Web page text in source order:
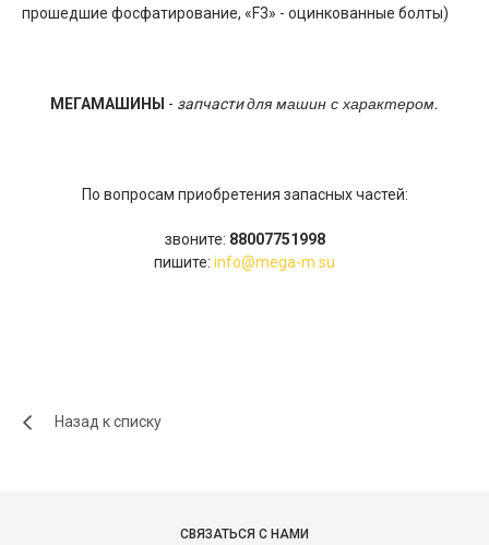
прошедшие фосфатирование, «F3» - оцинкованные болты)
МЕГАМАШИНЫ - запчастидля машин с характером.
По вопросам приобретения запасных частей:
звоните: 88007751998
пишите: info@mega-m.su
Назад к списку
СВЯЗАТЬСЯ С НАМИ